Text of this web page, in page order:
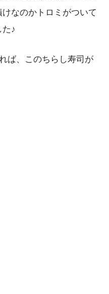
なのかトロミがついて
♪
ば、このちらし寿司が